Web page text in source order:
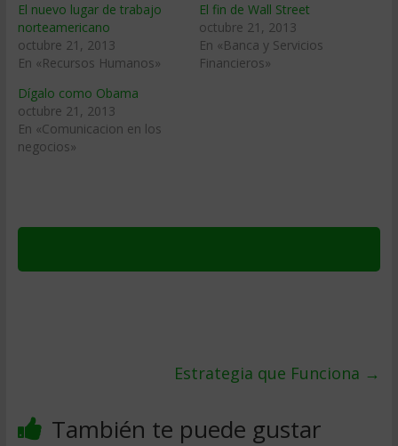
El nuevo lugar de trabajo
norteamericano
octubre 21, 2013
En «Recursos Humanos»
El fin de Wall Street
octubre 21, 2013
En «Banca y Servicios
Financieros»
Dígalo como Obama
octubre 21, 2013
En «Comunicacion en los
negocios»
Estrategia que Funciona →
También te puede gustar